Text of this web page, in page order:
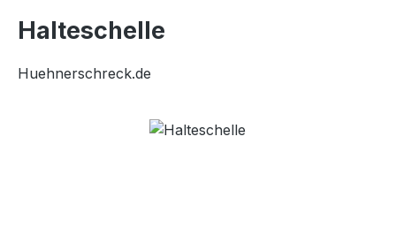
Halteschelle
Huehnerschreck.de
Bildergalerie überspringen